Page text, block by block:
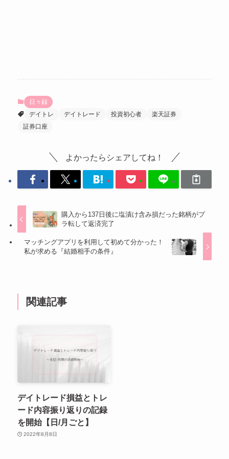
日々録
デイトレ
デイトレード 投資初心者
楽天証券
証券口座
よかったらシェアしてね！
購入から137日後に塩漬け含み損だった銘柄がプ
ラ転して返済完了
マッチングアプリを利用して初めて分かった！
私が求める『結婚相手の条件』
関連記事
デイトレード損益とトレ
ード内容振り返りの記録
を開始【日/月ごと】
2022年8月8日